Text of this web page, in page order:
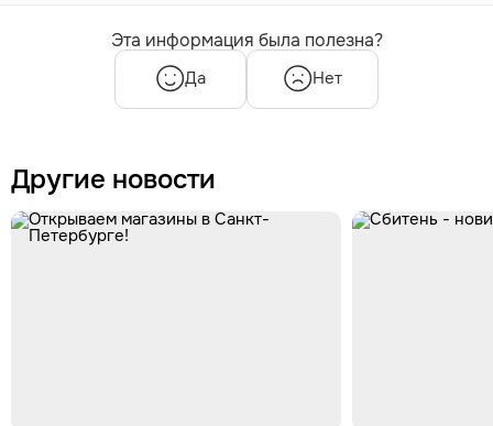
Эта информация была полезна?
Да Нет
Другие новости